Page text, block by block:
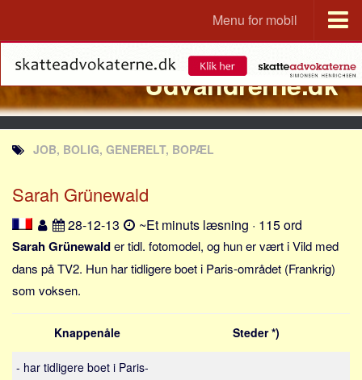
Menu for mobil
Portal
Udvandrerne.dk
Utvandrerne.no
Utvandrarna.se
Tyskland.dk
England.dk
JLKM.dk
Lande
Tyrkiet
Spanien
Sverige
Udvandrerne.dk
JOB, BOLIG, GENERELT, BOPÆL
Sarah Grünewald
28-12-13 ~Et minuts læsning · 115 ord
Sarah Grünewalder tidl. fotomodel, og hun er vært i Vild med
dans på TV2. Hun har tidligere boet i Paris-området (Frankrig)
som voksen.
Knappenåle Steder *)
- har tidligere boet i Paris-